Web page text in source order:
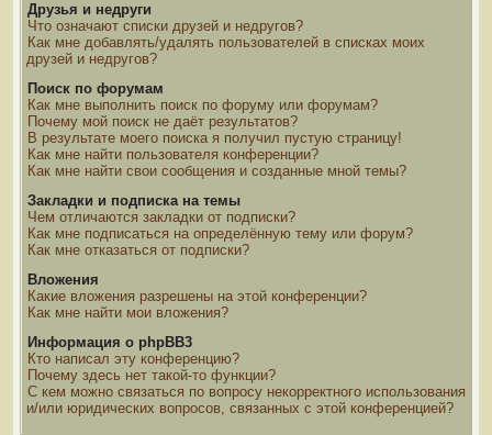
Друзья и недруги
Что означают списки друзей и недругов?
Как мне добавлять/удалять пользователей в списках моих
друзей и недругов?
Поиск по форумам
Как мне выполнить поиск по форуму или форумам?
Почему мой поиск не даёт результатов?
В результате моего поиска я получил пустую страницу!
Как мне найти пользователя конференции?
Как мне найти свои сообщения и созданные мной темы?
Закладки и подписка на темы
Чем отличаются закладки от подписки?
Как мне подписаться на определённую тему или форум?
Как мне отказаться от подписки?
Вложения
Какие вложения разрешены на этой конференции?
Как мне найти мои вложения?
Информация о phpBB3
Кто написал эту конференцию?
Почему здесь нет такой-то функции?
С кем можно связаться по вопросу некорректного использования
и/или юридических вопросов, связанных с этой конференцией?